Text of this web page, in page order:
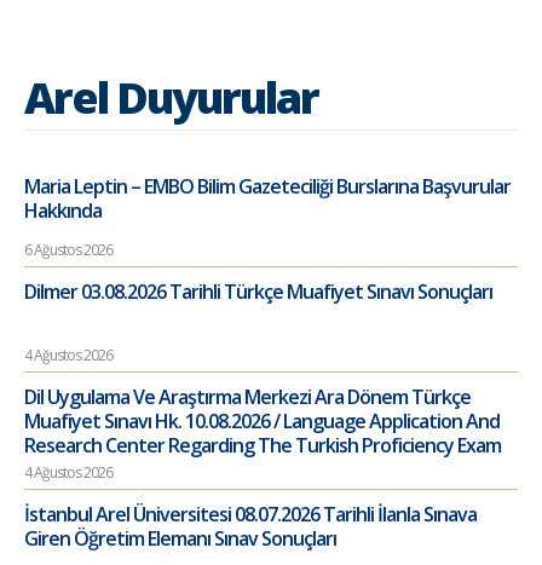
Arel Duyurular
Maria Leptin – EMBO Bilim Gazeteciliği Burslarına Başvurular
Hakkında
6 Ağustos 2026
Dilmer 03.08.2026 Tarihli Türkçe Muafiyet Sınavı Sonuçları
4 Ağustos 2026
Dil Uygulama Ve Araştırma Merkezi Ara Dönem Türkçe
Muafiyet Sınavı Hk. 10.08.2026 / Language Application And
Research Center Regarding The Turkish Proficiency Exam
4 Ağustos 2026
İstanbul Arel Üniversitesi 08.07.2026 Tarihli İlanla Sınava
Giren Öğretim Elemanı Sınav Sonuçları